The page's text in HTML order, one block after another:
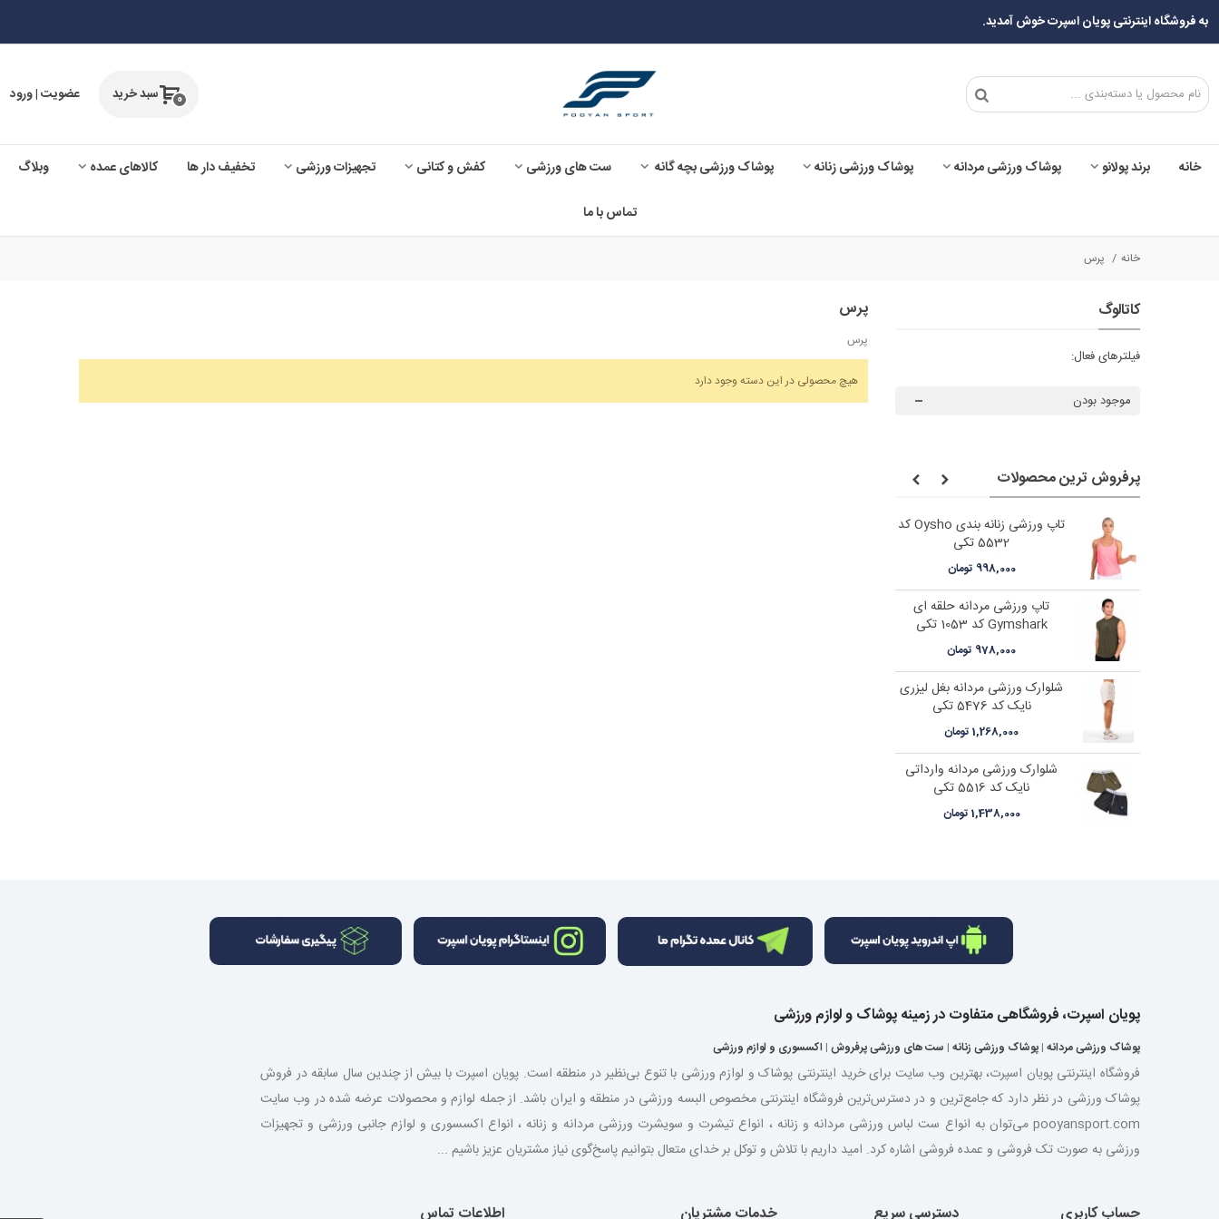
به فروشگاه اینترنتی پویان اسپرت خوش آمدید.
عضویت | ورود 0 سبد خرید
خانه برند پولانو پوشاک ورزشی مردانه پوشاک ورزشی زنانه پوشاک ورزشی بچه گانه ست های ورزشی کفش و کتانی تجهیزات ورزشی تخفیف دار ها کالاهای عمده وبلاگ
تماس با ما
خانه / پرس
کاتالوگ
فیلترهای فعال:
موجود بودن
پرفروش ترین محصولات
تاپ ورزشی زنانه بندی Oysho کد
5532 تکی
998,000 تومان
تاپ ورزشی مردانه حلقه ای
Gymshark کد 1053 تکی
978,000 تومان
شلوارک ورزشی مردانه بغل لیزری
نایک کد 5476 تکی
1,268,000 تومان
شلوارک ورزشی مردانه وارداتی
نایک کد 5516 تکی
1,438,000 تومان
پرس
پرس
هیچ محصولی در این دسته وجود دارد
پویان اسپرت، فروشگاهی متفاوت در زمینه پوشاک و لوازم ورزشی
پوشاک ورزشی مردانه | پوشاک ورزشی زنانه | ست های ورزشی پرفروش | اکسسوری و لوازم ورزشی
فروشگاه اینترنتی پویان اسپرت، بهترین وب سایت برای خرید اینترنتی پوشاک و لوازم ورزشی با تنوع بی‌نظیر در منطقه است. پویان اسپرت با بیش از چندین سال سابقه در فروش
پوشاک ورزشی در نظر دارد که جامع‌ترین و در دسترس‌ترین فروشگاه اینترنتی مخصوص البسه ورزشی در منطقه و ایران باشد. از جمله لوازم و محصولات عرضه شده در وب سایت
pooyansport.com می‌توان به انواع ست لباس ورزشی مردانه و زنانه ، انواع تیشرت و سویشرت ورزشی مردانه و زنانه ، انواع اکسسوری و لوازم جانبی ورزشی و تجهیزات
ورزشی به صورت تک فروشی و عمده فروشی اشاره کرد. امید داریم با تلاش و توکل بر خدای متعال بتوانیم پاسخ‌گوی نیاز مشتریان عزیز باشیم ...
حساب کاربری دسترسی سریع خدمات مشتریان اطلاعات تماس